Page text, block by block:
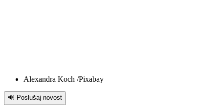
Alexandra Koch /Pixabay
🔊 Poslušaj novost